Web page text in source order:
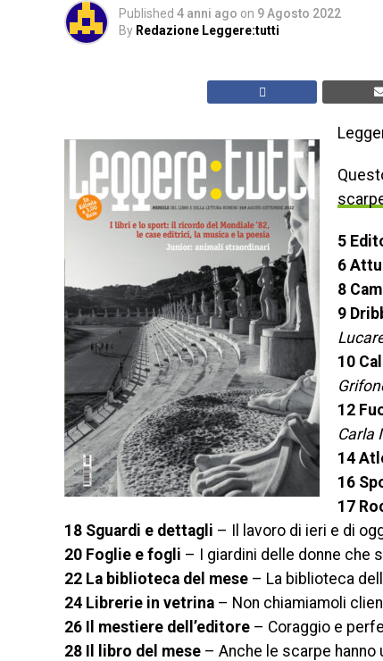
Published 4 anni ago on 9 Agosto 2022
By Redazione Leggere:tutti
5
6
8
9
10
12
Carla
14
16
17
18 Sguardi e dettagli – Il lavoro di ieri e di
20 Foglie e fogli – I giardini delle donne che
22 La biblioteca del mese – La biblioteca
24 Librerie in vetrina – Non chiamiamoli
26 Il mestiere dell’editore – Coraggio e
28 Il libro del mese – Anche le scarpe hanno